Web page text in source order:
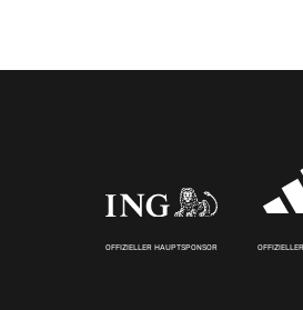
OFFIZIELLER HAUPTSPONSOR